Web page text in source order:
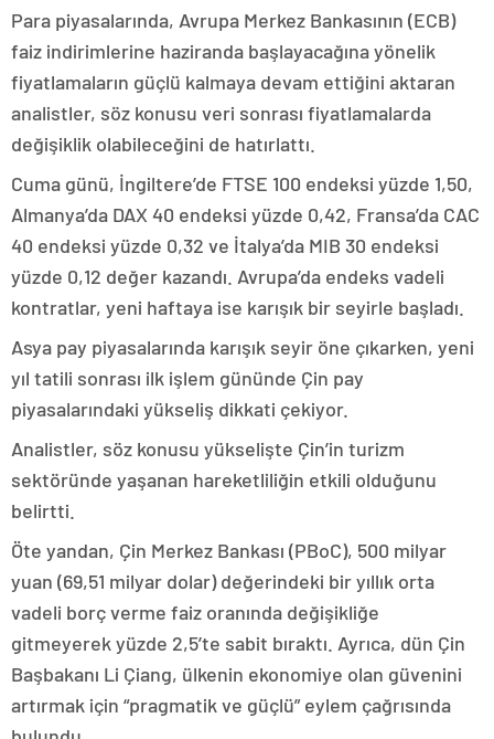
Para piyasalarında, Avrupa Merkez Bankasının (ECB)
faiz indirimlerine haziranda başlayacağına yönelik
fiyatlamaların güçlü kalmaya devam ettiğini aktaran
analistler, söz konusu veri sonrası fiyatlamalarda
değişiklik olabileceğini de hatırlattı.
Cuma günü, İngiltere’de FTSE 100 endeksi yüzde 1,50,
Almanya’da DAX 40 endeksi yüzde 0,42, Fransa’da CAC
40 endeksi yüzde 0,32 ve İtalya’da MIB 30 endeksi
yüzde 0,12 değer kazandı. Avrupa’da endeks vadeli
kontratlar, yeni haftaya ise karışık bir seyirle başladı.
Asya pay piyasalarında karışık seyir öne çıkarken, yeni
yıl tatili sonrası ilk işlem gününde Çin pay
piyasalarındaki yükseliş dikkati çekiyor.
Analistler, söz konusu yükselişte Çin’in turizm
sektöründe yaşanan hareketliliğin etkili olduğunu
belirtti.
Öte yandan, Çin Merkez Bankası (PBoC), 500 milyar
yuan (69,51 milyar dolar) değerindeki bir yıllık orta
vadeli borç verme faiz oranında değişikliğe
gitmeyerek yüzde 2,5’te sabit bıraktı. Ayrıca, dün Çin
Başbakanı Li Çiang, ülkenin ekonomiye olan güvenini
artırmak için “pragmatik ve güçlü” eylem çağrısında